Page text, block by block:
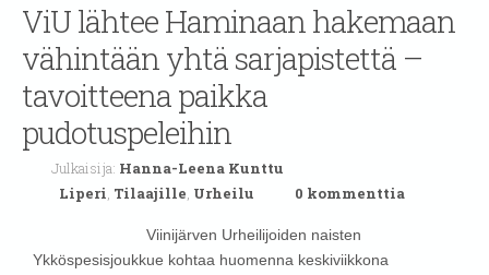
ViU lähtee Haminaan hakemaan
vähintään yhtä sarjapistettä –
tavoitteena paikka
pudotuspeleihin
Julkaisija: Hanna-Leena Kunttu
Liperi, Tilaajille, Urheilu 0 kommenttia
Viinijärven Urheilijoiden naisten
Ykköspesisjoukkue kohtaa huomenna keskiviikkona